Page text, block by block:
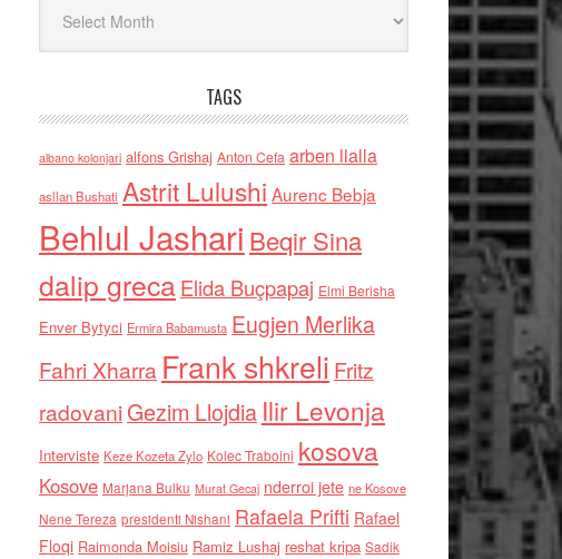
TAGS
albano kolonjari alfons Grishaj Anton Cefa arben llalla
asllan Bushati Astrit Lulushi Aurenc Bebja
Behlul Jashari Beqir Sina
dalip grecaElida Buçpapaj Elmi Berisha
Enver Bytyci Ermira Babamusta Eugjen Merlika
Fahri Xharra Frank shkreli Fritz
radovaniGezim Llojdia Ilir Levonja
Interviste Keze Kozeta Zylo Kolec Traboini kosova
Kosove Marjana Bulku Murat Gecaj nderroi jete ne Kosove
Nene Tereza presidenti Nishani Rafaela Prifti Rafael
Floqi Raimonda Moisiu Ramiz Lushaj reshat kripa Sadik